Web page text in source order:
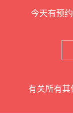
今天有预
有关所有